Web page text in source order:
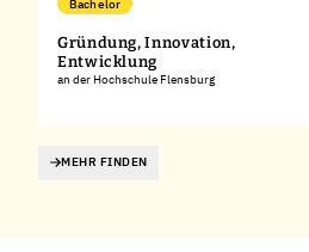
Bachelor
Gründung, Innovation,
Entwicklung
an der Hochschule Flensburg
MEHR FINDEN